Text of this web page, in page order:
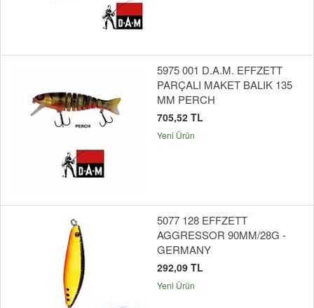
5975 001 D.A.M. EFFZETT
PARÇALI MAKET BALIK 135
MM PERCH
705,52 TL
Yeni Ürün
5077 128 EFFZETT
AGGRESSOR 90MM/28G -
GERMANY
292,09 TL
Yeni Ürün